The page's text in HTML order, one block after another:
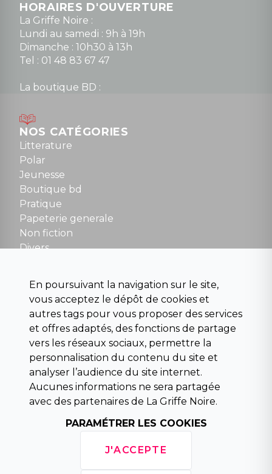
HORAIRES D'OUVERTURE
La Griffe Noire :
Lundi au samedi : 9h à 19h
Dimanche : 10h30 à 13h
Tel : 01 48 83 67 47
La boutique BD :
Mardi au samedi : 10h à 13h / 14h à 19h
Dimanche : 10h30 à 12h30
Tel : 01 48 89 13 88
NOUS CONTACTER
contact@la-griffe-noire.com
NOS CATÉGORIES
Litterature
Polar
Jeunesse
Boutique bd
Pratique
Papeterie generale
Non fiction
Divers
Para scolaire
Histoire
Pochoteque
Pleiade
INFORMATIONS
Droit de rétractation
Conditions générales de vente
Mentions légales
Horaires d'ouverture
En poursuivant la navigation sur le site,
vous acceptez le dépôt de cookies et
autres tags pour vous proposer des services
et offres adaptés, des fonctions de partage
vers les réseaux sociaux, permettre la
personnalisation du contenu du site et
analyser l’audience du site internet.
Aucunes informations ne sera partagée
avec des partenaires de La Griffe Noire.
PARAMÉTRER LES COOKIES
J'ACCEPTE